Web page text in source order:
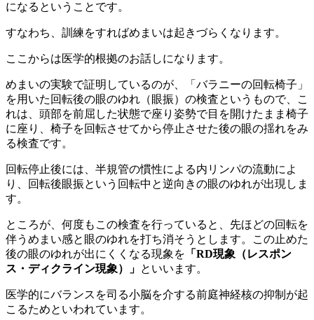
になるということです。
すなわち、訓練をすればめまいは起きづらくなります。
ここからは医学的根拠のお話しになります。
めまいの実験で証明しているのが、「バラニーの回転椅子」
を用いた回転後の眼のゆれ（眼振）の検査というもので、こ
れは、頭部を前屈した状態で座り姿勢で目を開けたまま椅子
に座り、椅子を回転させてから停止させた後の眼の揺れをみ
る検査です。
回転停止後には、半規管の慣性による内リンパの流動によ
り、回転後眼振という回転中と逆向きの眼のゆれが出現しま
す。
ところが、何度もこの検査を行っていると、先ほどの回転を
伴うめまい感と眼のゆれを打ち消そうとします。この止めた
後の眼のゆれが出にくくなる現象を 「RD現象（レスポン
ス・ディクライン現象）」 といいます。
医学的にバランスを司る小脳を介する前庭神経核の抑制が起
こるためといわれています。